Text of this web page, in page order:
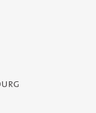
- Service